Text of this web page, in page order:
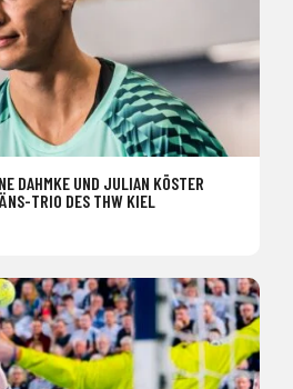
DAHMKE UND JULIAN KÖSTER
TRIO DES THW KIEL